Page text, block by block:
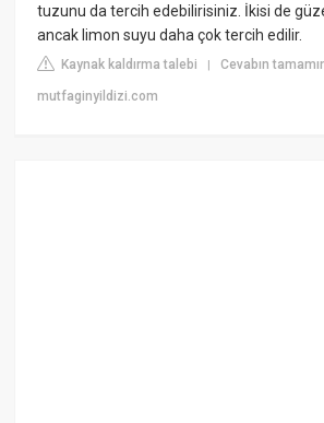
tuzunu da tercih edebilirisiniz. İkisi de
ancak limon suyu daha çok tercih edilir.
Kaynak kaldırma talebi |Cevabın
mutfaginyildizi.com